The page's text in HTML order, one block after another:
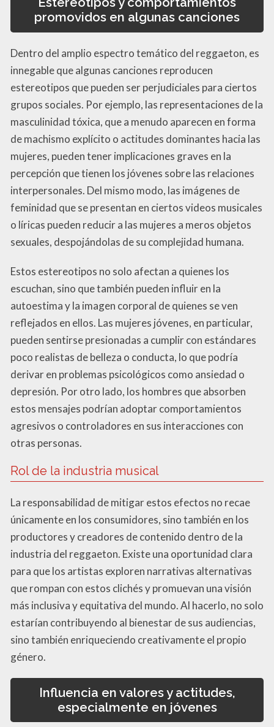
promovidos en algunas canciones
Dentro del amplio espectro temático del reggaeton, es
innegable que algunas canciones reproducen
estereotipos que pueden ser perjudiciales para ciertos
grupos sociales. Por ejemplo, las representaciones de la
masculinidad tóxica, que a menudo aparecen en forma
de machismo explícito o actitudes dominantes hacia las
mujeres, pueden tener implicaciones graves en la
percepción que tienen los jóvenes sobre las relaciones
interpersonales. Del mismo modo, las imágenes de
feminidad que se presentan en ciertos videos musicales
o líricas pueden reducir a las mujeres a meros objetos
sexuales, despojándolas de su complejidad humana.
Estos estereotipos no solo afectan a quienes los
escuchan, sino que también pueden influir en la
autoestima y la imagen corporal de quienes se ven
reflejados en ellos. Las mujeres jóvenes, en particular,
pueden sentirse presionadas a cumplir con estándares
poco realistas de belleza o conducta, lo que podría
derivar en problemas psicológicos como ansiedad o
depresión. Por otro lado, los hombres que absorben
estos mensajes podrían adoptar comportamientos
agresivos o controladores en sus interacciones con
otras personas.
Rol de la industria musical
La responsabilidad de mitigar estos efectos no recae
únicamente en los consumidores, sino también en los
productores y creadores de contenido dentro de la
industria del reggaeton. Existe una oportunidad clara
para que los artistas exploren narrativas alternativas
que rompan con estos clichés y promuevan una visión
más inclusiva y equitativa del mundo. Al hacerlo, no solo
estarían contribuyendo al bienestar de sus audiencias,
sino también enriqueciendo creativamente el propio
género.
Influencia en valores y actitudes,
especialmente en jóvenes